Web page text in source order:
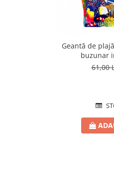
Geantă de
buzunar
61,00